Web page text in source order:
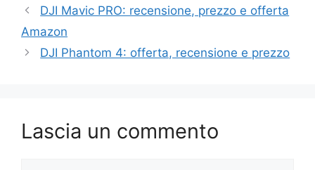
DJI Mavic PRO: recensione, prezzo e offerta
Amazon
DJI Phantom 4: offerta, recensione e prezzo
Lascia un commento